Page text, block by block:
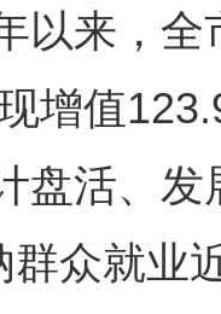
以来，
增值
盘活、
群众就业